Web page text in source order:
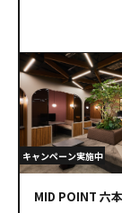
MID POINT 六